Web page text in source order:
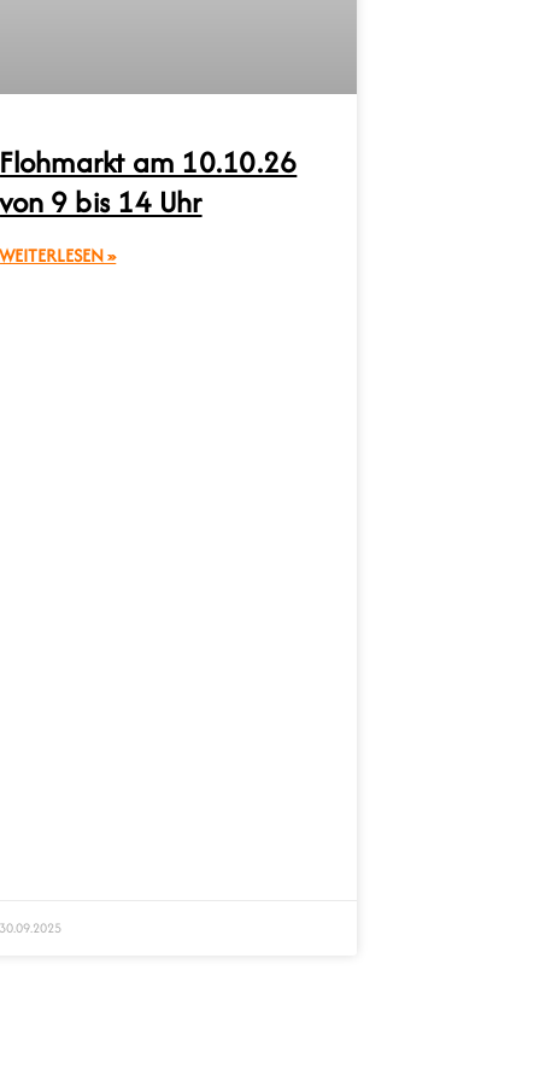
Flohmarkt am 10.10.26
von 9 bis 14 Uhr
WEITERLESEN »
30.09.2025